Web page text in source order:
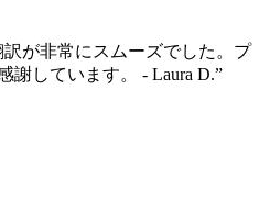
が非常にスムーズでした。プ
謝しています。 - Laura D.”